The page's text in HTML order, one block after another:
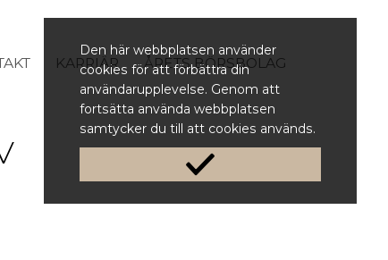
Den här webbplatsen använder
cookies för att förbättra din
användarupplevelse. Genom att
fortsätta använda webbplatsen
samtycker du till att cookies används.
KARRIÄR ÅRETS BÖRSBOLAG